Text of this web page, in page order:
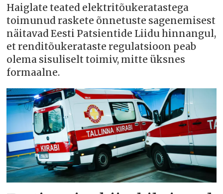
Haiglate teated elektritõukeratastega
toimunud raskete õnnetuste sagenemisest
näitavad Eesti Patsientide Liidu hinnangul,
et renditõukerataste regulatsioon peab
olema sisuliselt toimiv, mitte üksnes
formaalne.